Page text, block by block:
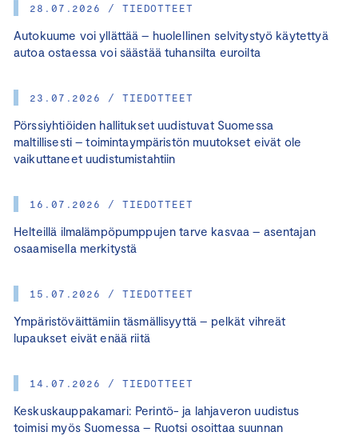
28.07.2026 / TIEDOTTEET
Autokuume voi yllättää – huolellinen selvitystyö käytettyä
autoa ostaessa voi säästää tuhansilta euroilta
23.07.2026 / TIEDOTTEET
Pörssiyhtiöiden hallitukset uudistuvat Suomessa
maltillisesti – toimintaympäristön muutokset eivät ole
vaikuttaneet uudistumistahtiin
16.07.2026 / TIEDOTTEET
Helteillä ilmalämpöpumppujen tarve kasvaa – asentajan
osaamisella merkitystä
15.07.2026 / TIEDOTTEET
Ympäristöväittämiin täsmällisyyttä – pelkät vihreät
lupaukset eivät enää riitä
14.07.2026 / TIEDOTTEET
Keskuskauppakamari: Perintö- ja lahjaveron uudistus
toimisi myös Suomessa – Ruotsi osoittaa suunnan